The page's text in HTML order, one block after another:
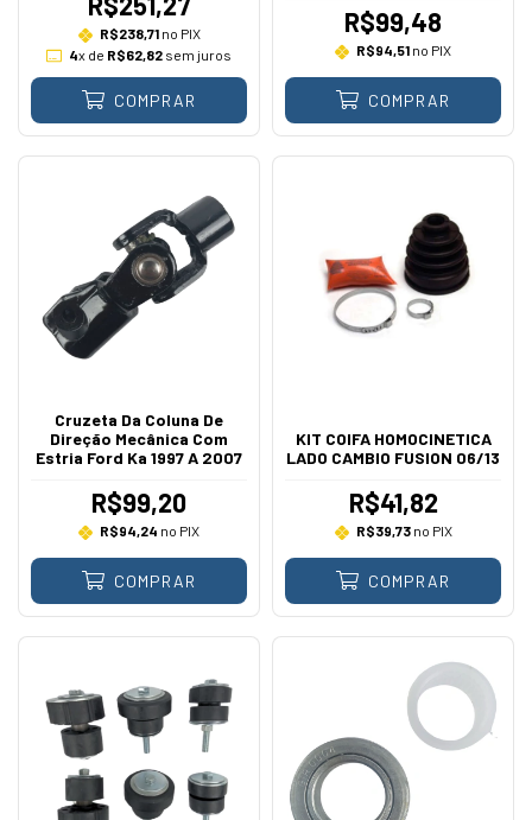
R$238,71no PIX
4x de R$62,82 sem juros
COMPRAR
R$99,48
R$94,51 no PIX
COMPRAR
Cruzeta Da Coluna De
Direção Mecânica Com
Estria Ford Ka 1997 A 2007
R$99,20
R$94,24 no PIX
COMPRAR
KIT COIFA HOMOCINETICA
LADO CAMBIO FUSION 06/13
R$41,82
R$39,73no PIX
COMPRAR